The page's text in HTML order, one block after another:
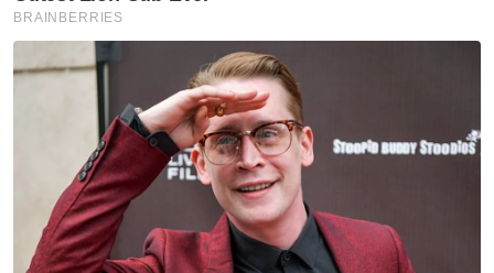
Bapa lemas cuba selamatkan
anak jatuh kolam ikan
Semasa
Enam individu direman
seminggu bantu siasatan kes
Semasa